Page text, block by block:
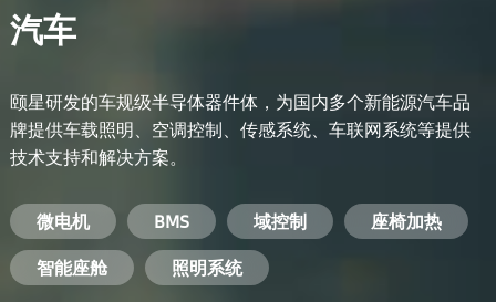
汽车
颐星研发的车规级半导体器件体，为国内多个新能源汽车品
牌提供车载照明、空调控制、传感系统、车联网系统等提供
技术支持和解决方案。
微电机 BMS 域控制
座椅加热
智能座舱
照明系统
电池管理系统
储能逆变器
工业电焊机 变频器
电机驱动
安防摄像头
开关电源 手机充电器
服务器电源
PC电源
电脑 手机 基站 机顶盒
智能农业 智能医疗
智能交通
智能家居